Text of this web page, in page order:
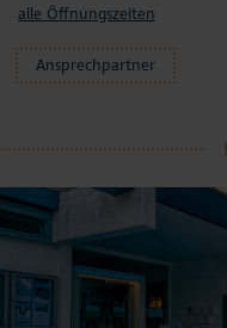
alle Öffnungszeiten
Ansprechpartner